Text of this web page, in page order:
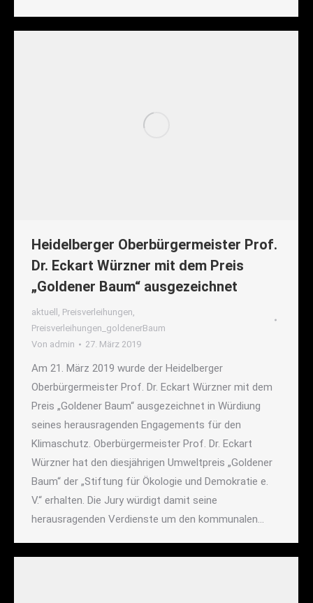
Heidelberger Oberbürgermeister Prof.
Dr. Eckart Würzner mit dem Preis
„Goldener Baum“ ausgezeichnet
aktuell , Preisverleihungen,
Preisverleihungen_goldenerBaum
Von admin 27. März 2019
Am 21. März 2019 wurde der Heidelberger
Oberbürgermeister Prof. Dr. Eckart Würzner mit dem
Preis „Goldener Baum“ ausgezeichnet in Würdiung
seines herausragenden Engagements für den
Klimaschutz. Oberbürgermeister Prof. Dr. Eckart
Würzner hat den diesjährigen Umweltpreis „Goldener
Baum“ der „Stiftung für Ökologie und Demokratie e.
V.“ erhalten. Die Jury würdigt damit seine
herausragenden Verdienste um den kommunalen…